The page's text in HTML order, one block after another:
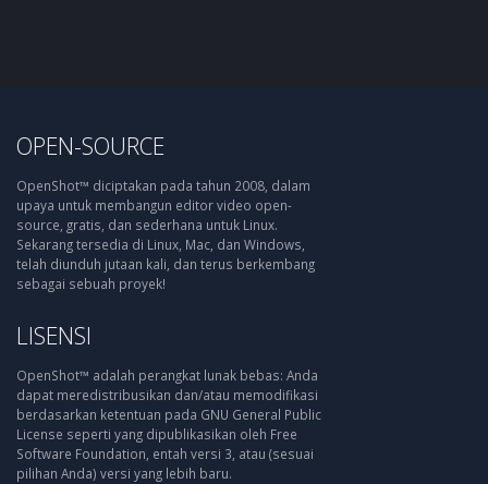
OPEN-SOURCE
OpenShot™ diciptakan pada tahun 2008, dalam
upaya untuk membangun editor video open-
source, gratis, dan sederhana untuk Linux.
Sekarang tersedia di Linux, Mac, dan Windows,
telah diunduh jutaan kali, dan terus berkembang
sebagai sebuah proyek!
LISENSI
OpenShot™ adalah perangkat lunak bebas: Anda
dapat meredistribusikan dan/atau memodifikasi
berdasarkan ketentuan pada GNU General Public
License seperti yang dipublikasikan oleh Free
Software Foundation, entah versi 3, atau (sesuai
pilihan Anda) versi yang lebih baru.